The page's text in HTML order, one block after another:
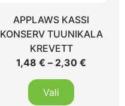
APPLAWS KASSI
KONSERV TUUNIKALA
KREVETT
1,48€ – 2,30€
Vali